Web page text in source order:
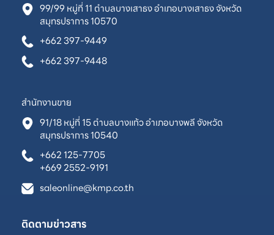
99/99 หมู่ที่ 11 ตำบลบางเสาธง อำเภอบางเสาธง จังหวัด
สมุทรปราการ 10570
+662 397-9449
+662 397-9448
สำนักงานขาย
91/18 หมู่ที่ 15 ตำบลบางแก้ว อำเภอบางพลี จังหวัด
สมุทรปราการ 10540
+662 125-7705
+669 2552-9191
saleonline@kmp.co.th
ติดตามข่าวสาร